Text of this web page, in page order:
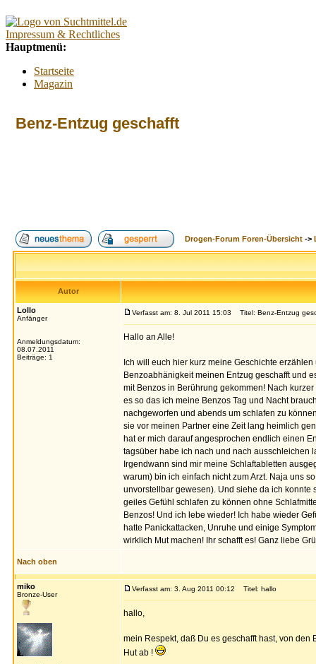
Benz-Entzug geschafft
Drogen-Forum Foren-Übersicht ->
Autor
Lollo
Anfänger
Anmeldungsdatum:
08.07.2011
Beiträge: 1
Verfasst am: 8. Jul 2011 15:03 Titel: Benz-Entzug
Hallo an Alle!
Ich will euch hier kurz meine Geschichte
Benzoabhänigkeit meinen Entzug geschafft und
mit Benzos in Berührung gekommen! Nach
es so das ich meine Benzos Tag und Nacht
nachgeworfen und abends um schlafen zu
sie vor meinen Partner eine Zeit lang heimlich
hat er mich darauf angesprochen endlich einen
tagsüber habe ich nach und nach ausschleichen
Irgendwann sind mir meine Schlaftabletten
warum) bin ich einfach nicht zum Arzt. Naja uns
unvorstellbar gewesen). Und siehe da ich konnte
geiles Gefühl schlafen zu können ohne
Benzos! Und ich lebe wieder! Ich habe wieder
hatte Panickattacken, Unruhe und einige
wirklich Mut machen! Ihr schafft es! Ganz liebe
Nach oben
miko
Bronze-User
Verfasst am: 3. Aug 2011 00:12 Titel: hallo
hallo,
mein Respekt, daß Du es geschafft hast, von den
Hut ab !
Impressum & Rechtliches
Hauptmenü:
Startseite
Magazin
Lexikon
Promillerechner
BMI-Rechner
Index Suche FAQ Login